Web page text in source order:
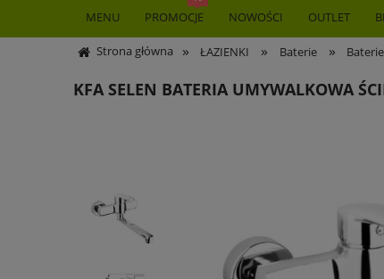
MENU PROMOCJE NOWOŚCI OUTLET
Strona główna » ŁAZIENKI » Baterie »
KFA SELEN BATERIA UMYWALKOWA